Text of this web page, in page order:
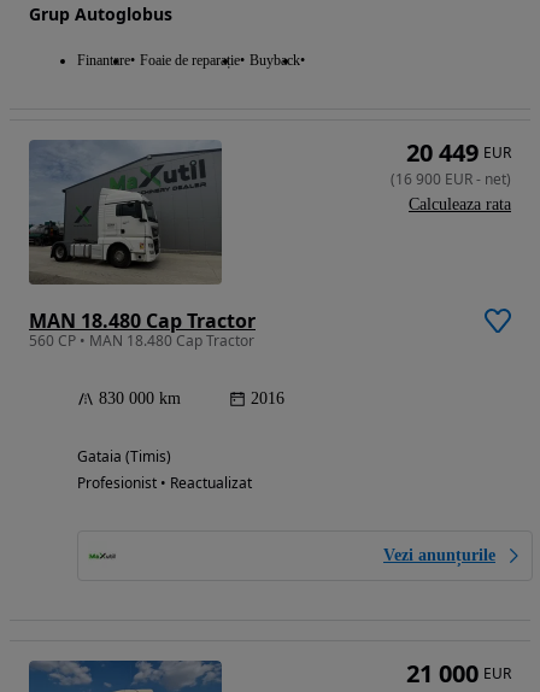
Grup Autoglobus
Finantare Foaie de reparație Buyback
MAN 18.480 Cap Tractor
560 CP • MAN 18.480 Cap Tractor
830 000 km 2016
Gataia (Timis)
Profesionist • Reactualizat
Vezi anunțurile
20 449 EUR
(16 900 EUR- net)
Calculeaza rata
21 000 EUR